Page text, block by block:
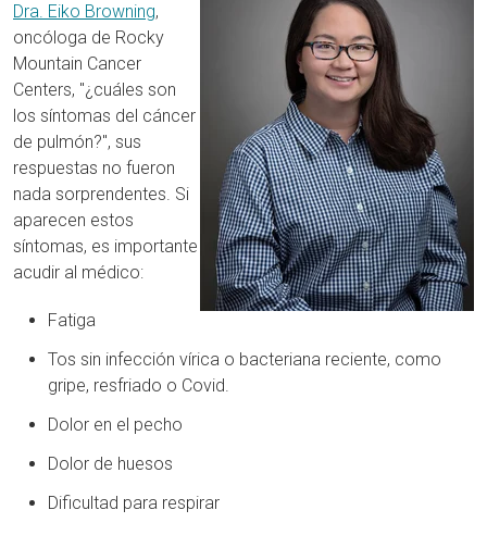
Dra. Eiko Browning,
oncóloga de Rocky
Mountain Cancer
Centers, "¿cuáles son
los síntomas del cáncer
de pulmón?", sus
respuestas no fueron
nada sorprendentes. Si
aparecen estos
síntomas, es importante
acudir al médico:
Fatiga
Tos sin infección vírica o bacteriana reciente, como
gripe, resfriado o Covid.
Dolor en el pecho
Dolor de huesos
Dificultad para respirar